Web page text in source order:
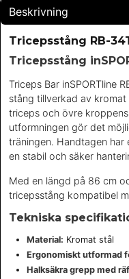
Beskrivning
Tricepsstång RB-
Tricepsstång
Triceps Bar inSPORTline
stång tillverkad av
triceps och övre
utformningen gör det
träningen. Handtagen
en stabil och säker
Med en längd på 86 cm
tricepsstång kompatibel
Tekniska
Material: Kromat stål
Ergonomiskt utformad
Halksäkra grepp med